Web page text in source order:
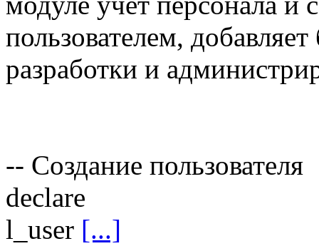
пользователем,
разработки и
-- Создание пользователя
declare
l_user [...]